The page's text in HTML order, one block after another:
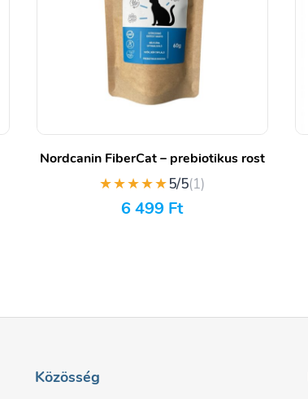
Nordcanin FiberCat – prebiotikus rost
★★★★★5/5(1)
6 499 Ft
Közösség